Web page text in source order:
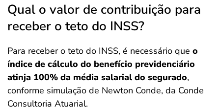
Qual o valor de contribuição para
receber o teto do INSS?
Para receber o teto do INSS, é necessário que o
índice de cálculo do benefício previdenciário
atinja 100% da média salarial do segurado,
conforme simulação de Newton Conde, da Conde
Consultoria Atuarial.